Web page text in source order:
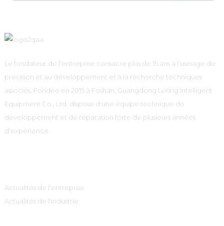
Le fondateur de l'entreprise consacre plus de 15 ans à l'usinage de
précision et au développement et à la recherche techniques
associés. Fondée en 2015 à Foshan, Guangdong LvXing Intelligent
Equipment Co., Ltd. dispose d'une équipe technique de
développement et de réparation forte de plusieurs années
d'expérience.
Actualités de l'entreprise
Actualités de l'industrie